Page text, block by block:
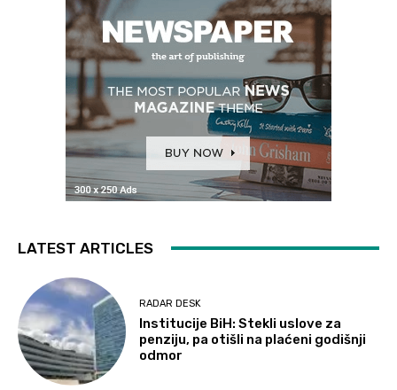
LATEST ARTICLES
RADAR DESK
Institucije BiH: Stekli uslove za
penziju, pa otišli na plaćeni godišnji
odmor